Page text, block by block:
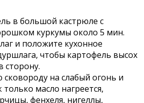
в большой кастрюле с
куркумы около 5 мин.
и положите кухонное
чтобы картофель высох
сторону.
на слабый огонь и
масло нагреется,
фенхеля, нигеллы,